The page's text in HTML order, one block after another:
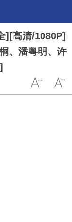
][高清/1080P]
、潘粤明、许